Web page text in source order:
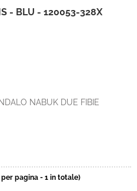
- BLU - 120053-328X
NABUK DUE FIBIE
pagina - 1 in totale)